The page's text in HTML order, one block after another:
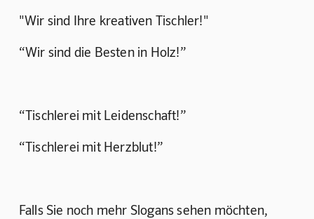
"Wir sind Ihre kreativen Tischler!"
“Wir sind die Besten in Holz!”
“Tischlerei mit Leidenschaft!”
“Tischlerei mit Herzblut!”
Falls Sie noch mehr Slogans sehen möchten,